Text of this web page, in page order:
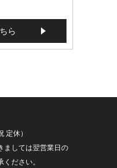
ら
定休）
ましては翌営業日の
ださい。